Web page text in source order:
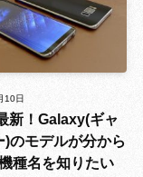
新！Galaxy(ギャ
)のモデルが分から
種名を知りたい
10日